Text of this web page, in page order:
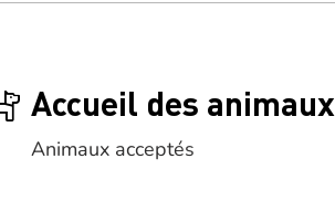
Accueil des animaux
Animaux acceptés